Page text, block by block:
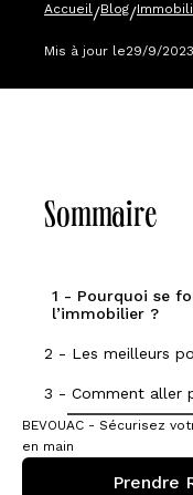
Accueil/Blog/
Mis à jour le29/9/2023
Sommaire
1 - Pourquoi se
l’immobilier ?
2 - Les meilleurs
3 - Comment aller
BEVOUAC - Sécurisez
en main
Prendre